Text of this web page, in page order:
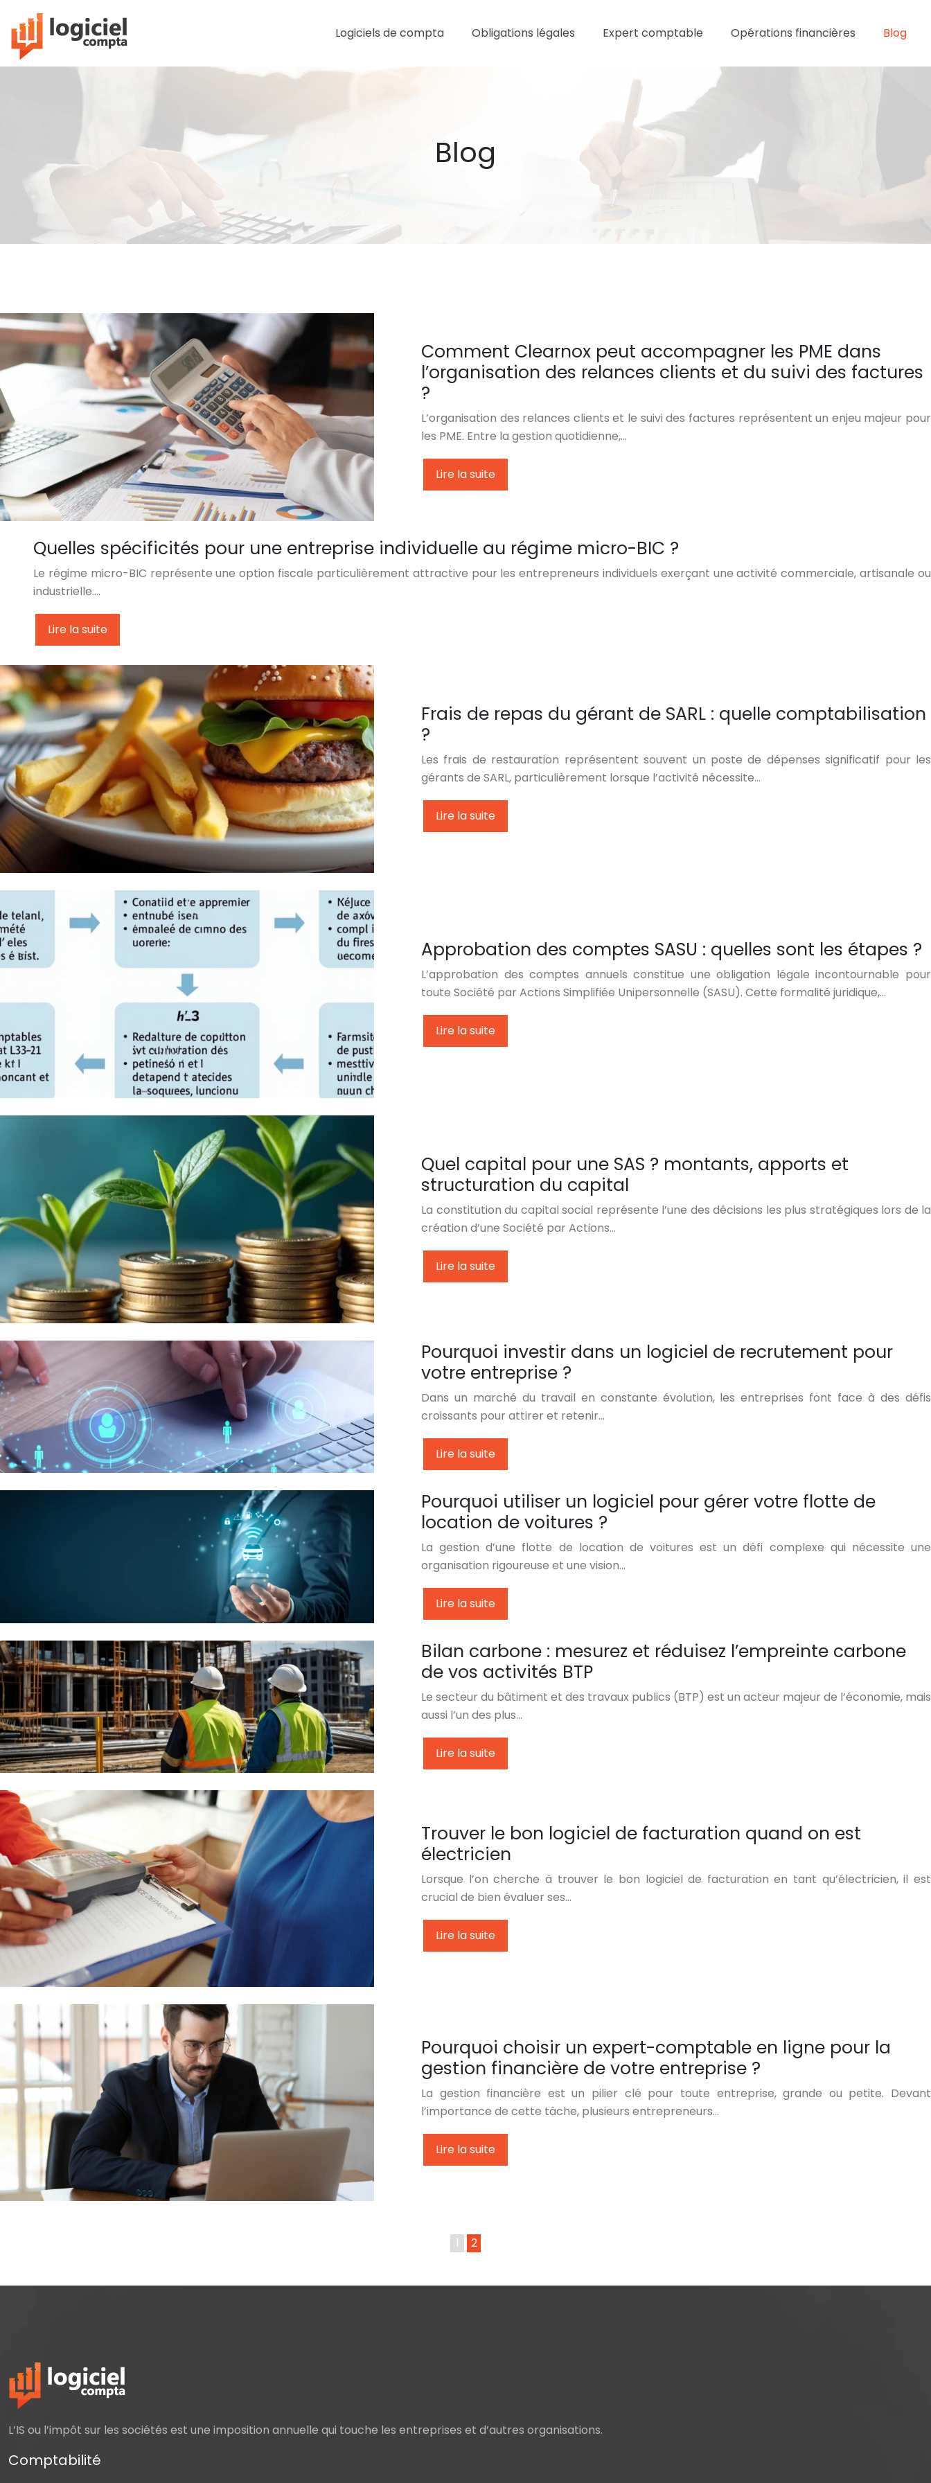
Logiciels de compta Obligations légales Expert comptable Opérations financières Blog
Blog
Comment Clearnox peut accompagner les PME dans
l’organisation des relances clients et du suivi des factures
?
L’organisation des relances clients et le suivi des factures représentent un enjeu majeur pour
les PME. Entre la gestion quotidienne,…
Lire la suite
Quelles spécificités pour une entreprise individuelle au régime micro-BIC ?
Le régime micro-BIC représente une option fiscale particulièrement attractive pour les entrepreneurs individuels exerçant une activité commerciale, artisanale ou
industrielle….
Lire la suite
Frais de repas du gérant de SARL : quelle comptabilisation
?
Les frais de restauration représentent souvent un poste de dépenses significatif pour les
gérants de SARL, particulièrement lorsque l’activité nécessite…
Lire la suite
Approbation des comptes SASU : quelles sont les étapes ?
L’approbation des comptes annuels constitue une obligation légale incontournable pour
toute Société par Actions Simplifiée Unipersonnelle (SASU). Cette formalité juridique,…
Lire la suite
Quel capital pour une SAS ? montants, apports et
structuration du capital
La constitution du capital social représente l’une des décisions les plus stratégiques lors de la
création d’une Société par Actions…
Lire la suite
Pourquoi investir dans un logiciel de recrutement pour
votre entreprise ?
Dans un marché du travail en constante évolution, les entreprises font face à des défis
croissants pour attirer et retenir…
Lire la suite
Pourquoi utiliser un logiciel pour gérer votre flotte de
location de voitures ?
La gestion d’une flotte de location de voitures est un défi complexe qui nécessite une
organisation rigoureuse et une vision…
Lire la suite
Bilan carbone : mesurez et réduisez l’empreinte carbone
de vos activités BTP
Le secteur du bâtiment et des travaux publics (BTP) est un acteur majeur de l’économie, mais
aussi l’un des plus…
Lire la suite
Trouver le bon logiciel de facturation quand on est
électricien
Lorsque l’on cherche à trouver le bon logiciel de facturation en tant qu’électricien, il est
crucial de bien évaluer ses…
Lire la suite
Pourquoi choisir un expert-comptable en ligne pour la
gestion financière de votre entreprise ?
La gestion financière est un pilier clé pour toute entreprise, grande ou petite. Devant
l’importance de cette tâche, plusieurs entrepreneurs…
Lire la suite
1 2
L’IS ou l’impôt sur les sociétés est une imposition annuelle qui touche les entreprises et d’autres organisations.
Comptabilité